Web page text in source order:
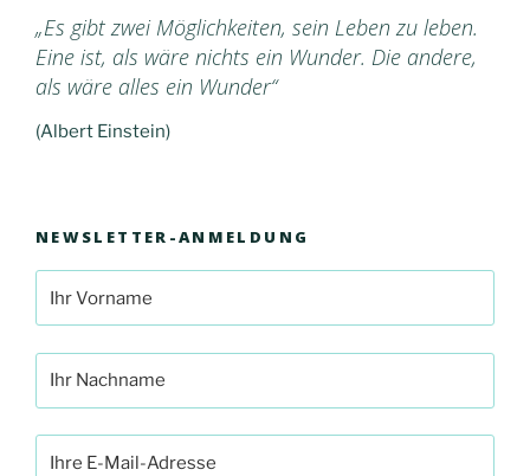
„Es gibt zwei Möglichkeiten, sein Leben zu leben.
Eine ist, als wäre nichts ein Wunder. Die andere,
als wäre alles ein Wunder“
(Albert Einstein)
NEWSLETTER-ANMELDUNG